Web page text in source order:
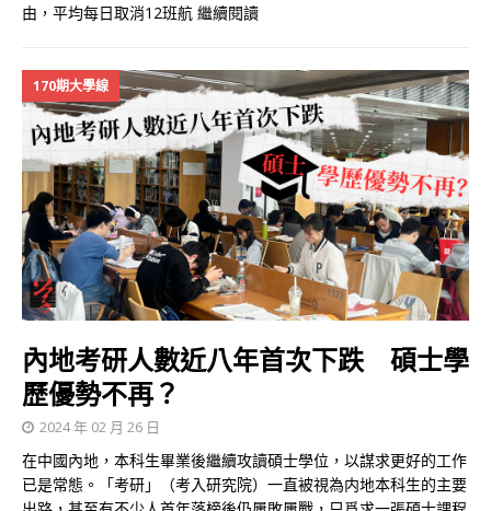
由，平均每日取消12班航 繼續閱讀
170期大學線
內地考研人數近八年首次下跌 碩士學
歷優勢不再？
2024 年 02 月 26 日
在中國內地，本科生畢業後繼續攻讀碩士學位，以謀求更好的工作
已是常態。「考研」（考入研究院）一直被視為内地本科生的主要